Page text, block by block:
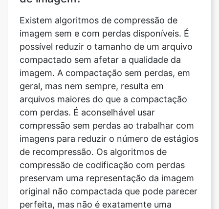
possível reduzir o tamanho de um arquivo
compactado sem afetar a qualidade da
imagem. A compactação sem perdas, em
geral, mas nem sempre, resulta em
arquivos maiores do que a compactação
com perdas. É aconselhável usar
compressão sem perdas ao trabalhar com
imagens para reduzir o número de estágios
de recompressão. Os algoritmos de
compressão de codificação com perdas
preservam uma representação da imagem
original não compactada que pode parecer
perfeita, mas não é exatamente uma
réplica. A compactação com perdas,
quando comparada à compactação sem
perdas, normalmente resulta em tamanhos